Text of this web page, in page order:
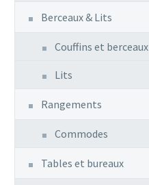
Berceaux & Lits
Couffins et berceaux
Lits
Rangements
Commodes
Tables et bureaux